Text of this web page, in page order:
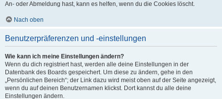
An- oder Abmeldung hast, kann es helfen, wenn du die Cookies löscht.
Nach oben
Benutzerpräferenzen und -einstellungen
Wie kann ich meine Einstellungen ändern?
Wenn du dich registriert hast, werden alle deine Einstellungen in der
Datenbank des Boards gespeichert. Um diese zu ändern, gehe in den
„Persönlichen Bereich“; der Link dazu wird meist oben auf der Seite angezeigt,
wenn du auf deinen Benutzernamen klickst. Dort kannst du alle deine
Einstellungen ändern.